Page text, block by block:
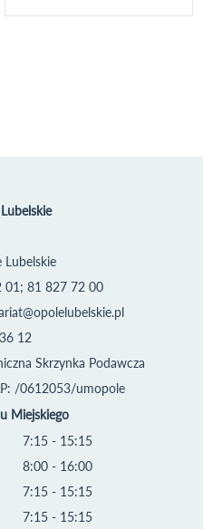
01; 81 827 72 00
12
Skrzynka Podawcza
/0612053/umopole
Miejskiego
7:15 - 15:15
8:00 - 16:00
7:15 - 15:15
7:15 - 15:15